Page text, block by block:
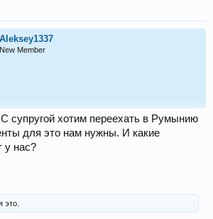
Aleksey1337
New Member
супругой хотим переехать в Румынию
для это нам нужны. И какие
у нас?
это.